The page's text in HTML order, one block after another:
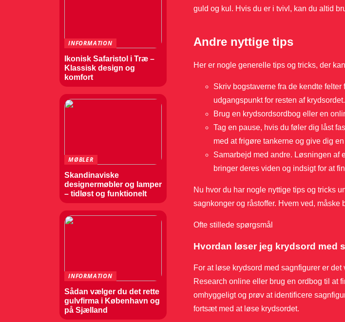
guld og kul. Hvis du er i tvivl, kan du altid
Andre nyttige tips
Her er nogle generelle tips og tricks, der
Skriv bogstaverne fra de kendte
udgangspunkt for resten af krydsordet.
Brug en krydsordsordbog eller en
Tag en pause, hvis du føler dig låst
med at frigøre tankerne og give dig
Samarbejd med andre. Løsningen af
bringer deres viden og indsigt for at
Nu hvor du har nogle nyttige tips og tricks
sagnkonger og råstoffer. Hvem ved, måske
Ofte stillede spørgsmål
Hvordan løser jeg krydsord med
For at løse krydsord med sagnfigurer er
Research online eller brug en ordbog til at
omhyggeligt og prøv at identificere
fortsæt med at løse krydsordet.
INFORMATION
Ikonisk Safaristol i Træ –
Klassisk design og
komfort
MØBLER
Skandinaviske
designermøbler og lamper
– tidløst og funktionelt
INFORMATION
Sådan vælger du det rette
gulvfirma i København og
på Sjælland